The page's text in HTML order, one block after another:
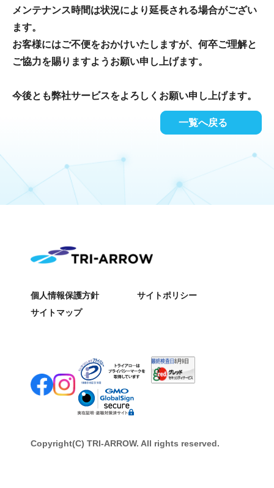
メンテナンス時間は状況により延長される場合がござい
ます。
お客様にはご不便をおかけいたしますが、何卒ご理解と
ご協力を賜りますようお願い申し上げます。
今後とも弊社サービスをよろしくお願い申し上げます。
一覧へ戻る
個人情報保護方針
サイトポリシー
サイトマップ
Copyright(C) TRI-ARROW. All rights reserved.